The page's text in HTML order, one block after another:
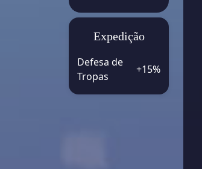
Expedição
Defesa de
Tropas
+15%